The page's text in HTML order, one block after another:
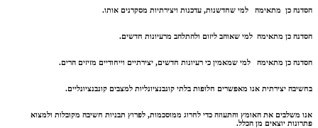
הסדנה כן מתאימה למי שחדשנות, עדכנות ויצירתיות מסקרנים אותו.
הסדנה כן מתאימה למי שאוהב ליזום ולהתלהב מרעיונות חדשים.
הסדנה כן מתאימה למי שמאמין כי רעיונות חדשים, יצירתיים וייחודיים מזיזים הרים.
בחשיבה יצירתית אנו מאפשרים חלופות בלתי קונבנציונליות למצבים קונבנציונליים.
אנו משלבים את האומץ והתעוזה כדי לחרוג ממוסכמות, לפרוץ תבניות חשיבה מקובלות ולמצוא
פתרונות יוצאים מן הכלל.